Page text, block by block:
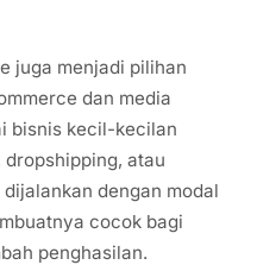
juga menjadi pilihan
dan media
bisnis kecil-kecilan
atau
dengan modal
cocok bagi
penghasilan.